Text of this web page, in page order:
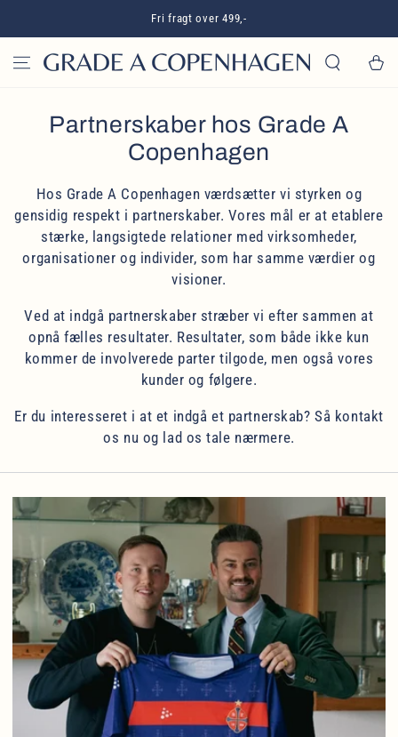
Fri fragt over 499,-
Kurv
Partnerskaber hos Grade A
Copenhagen
Hos Grade A Copenhagen værdsætter vi styrken og
gensidig respekt i partnerskaber. Vores mål er at etablere
stærke, langsigtede relationer med virksomheder,
organisationer og individer, som har samme værdier og
visioner.
Ved at indgå partnerskaber stræber vi efter sammen at
opnå fælles resultater. Resultater, som både ikke kun
kommer de involverede parter tilgode, men også vores
kunder og følgere.
Er du interesseret i at et indgå et partnerskab? Så kontakt
os nu og lad os tale nærmere.